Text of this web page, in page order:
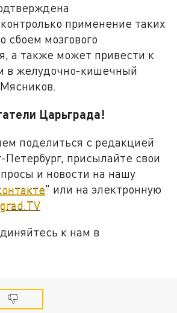
применение таких
сбоем мозгового
а также может привести к
в желудочно-кишечный
Царьграда!
поделиться с редакцией
Петербург, присылайте свои
и новости на нашу
" или на электронную
к нам в